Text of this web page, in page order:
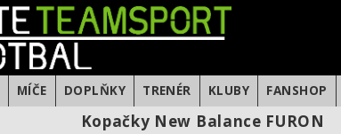
MÍČE DOPLŇKY TRENÉR KLUBY FANSHOP
Kopačky New Balance FURON